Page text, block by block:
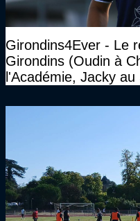
Girondins4Ever - Le
Girondins (Oudin à
l'Académie, Jacky